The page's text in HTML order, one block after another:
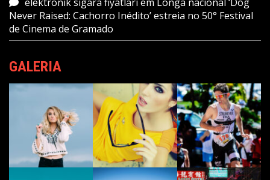
Never Raised: Cachorro Inédito’ estreia no 50° Festival
de Cinema de Gramado
GALERIA